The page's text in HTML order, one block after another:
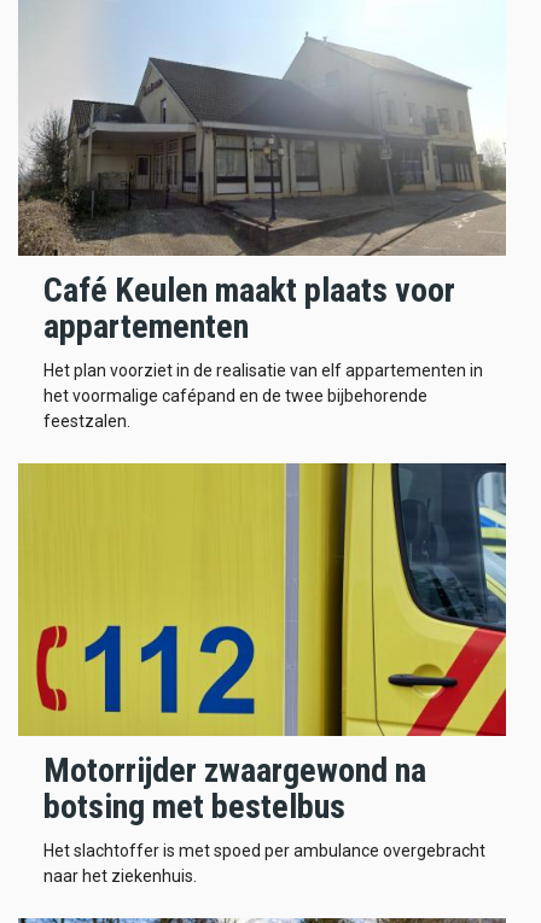
Café Keulen maakt plaats voor
appartementen
Het plan voorziet in de realisatie van elf appartementen in
het voormalige cafépand en de twee bijbehorende
feestzalen.
Motorrijder zwaargewond na
botsing met bestelbus
Het slachtoffer is met spoed per ambulance overgebracht
naar het ziekenhuis.